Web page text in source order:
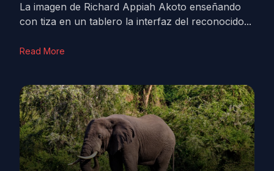
La imagen de Richard Appiah Akoto enseñando
con tiza en un tablero la interfaz del reconocido...
Read More